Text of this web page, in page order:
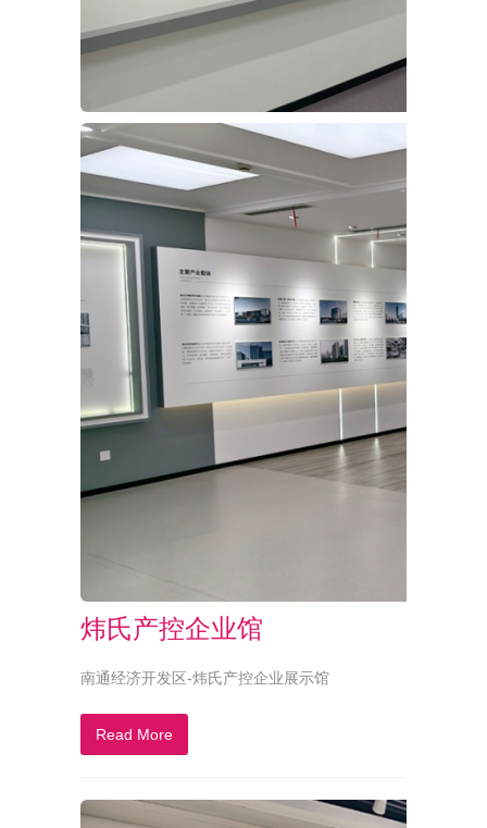
炜氏产控企业馆
南通经济开发区-炜氏产控企业展示馆
Read More